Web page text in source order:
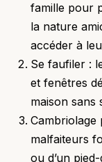
famille pour
la nature
accéder à
Se faufiler :
et fenêtres
maison sans
malfaiteurs
ou d’un